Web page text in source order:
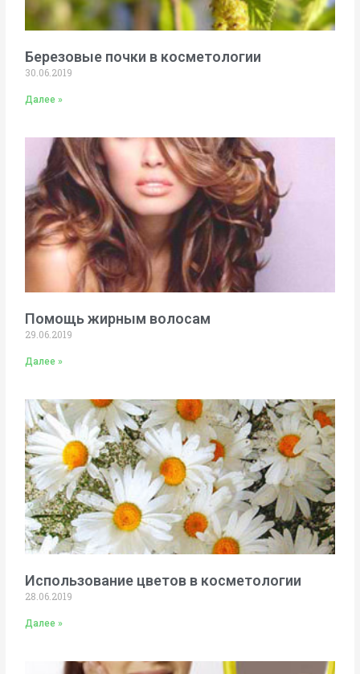
Березовые почки в косметологии
30.06.2019
Далее »
Помощь жирным волосам
29.06.2019
Далее »
Использование цветов в косметологии
28.06.2019
Далее »